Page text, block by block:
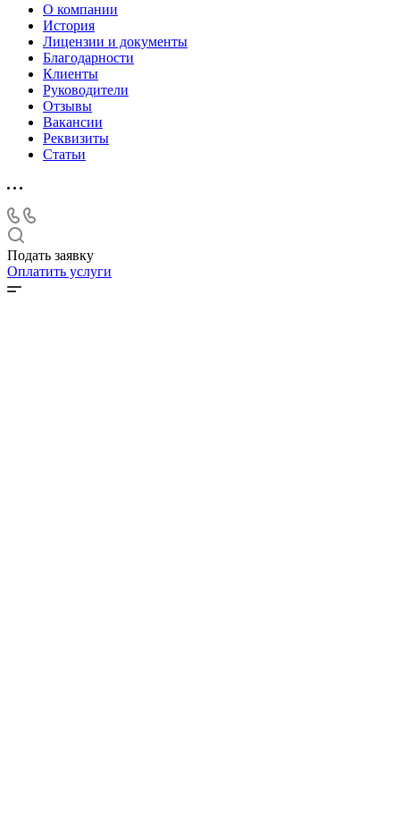
О компании
История
Лицензии и документы
Благодарности
Клиенты
Руководители
Отзывы
Вакансии
Реквизиты
Статьи
Подать заявку
Оплатить услуги